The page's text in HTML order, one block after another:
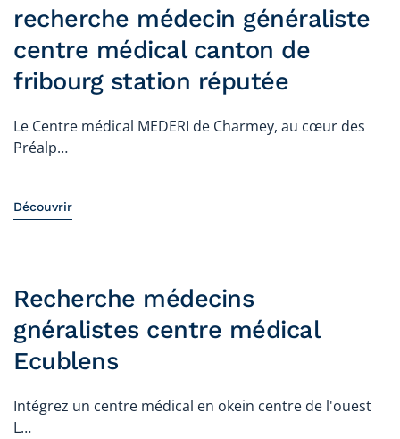
recherche médecin généraliste
centre médical canton de
fribourg station réputée
Le Centre médical MEDERI de Charmey, au cœur des
Préalp…
Découvrir
Recherche médecins
gnéralistes centre médical
Ecublens
Intégrez un centre médical en okein centre de l'ouest
L…